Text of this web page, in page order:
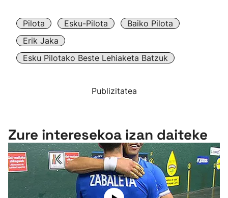
Pilota Esku-Pilota
Baiko Pilota
Erik Jaka
Esku Pilotako Beste Lehiaketa Batzuk
Publizitatea
Zure interesekoa izan daiteke